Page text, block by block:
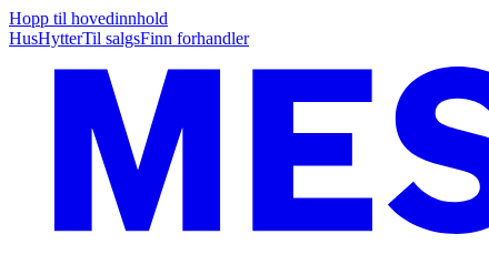
Hopp til hovedinnhold
HusHytterTil salgsFinn forhandler